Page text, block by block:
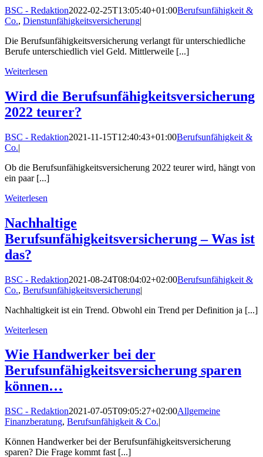
BSC - Redaktion2022-02-25T13:05:40+01:00Berufsunfähigkeit &
Co., Dienstunfähigkeitsversicherung|
Die Berufsunfähigkeitsversicherung verlangt für unterschiedliche
Berufe unterschiedlich viel Geld. Mittlerweile [...]
Weiterlesen
Wird die Berufsunfähigkeitsversicherung
2022 teurer?
BSC - Redaktion2021-11-15T12:40:43+01:00Berufsunfähigkeit &
Co.|
Ob die Berufsunfähigkeitsversicherung 2022 teurer wird, hängt von
ein paar [...]
Weiterlesen
Nachhaltige
Berufsunfähigkeitsversicherung – Was ist
das?
BSC - Redaktion2021-08-24T08:04:02+02:00Berufsunfähigkeit &
Co., Berufsunfähigkeitsversicherung|
Nachhaltigkeit ist ein Trend. Obwohl ein Trend per Definition ja [...]
Weiterlesen
Wie Handwerker bei der
Berufsunfähigkeitsversicherung sparen
können…
BSC - Redaktion2021-07-05T09:05:27+02:00Allgemeine
Finanzberatung, Berufsunfähigkeit & Co.|
Können Handwerker bei der Berufsunfähigkeitsversicherung
sparen? Die Frage kommt fast [...]